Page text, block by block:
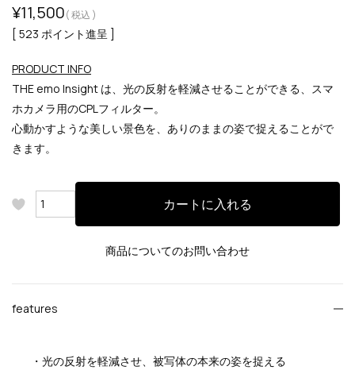
¥11,500 税込
523 ポイント進呈 ]
PRODUCT INFO
THE emo Insight は、光の反射を軽減させることができる、スマ
ホカメラ用のCPLフィルター。
心動かすような美しい景色を、ありのままの姿で捉えることがで
きます。
カートに入れる
商品についてのお問い合わせ
features
・光の反射を軽減させ、被写体の本来の姿を捉える